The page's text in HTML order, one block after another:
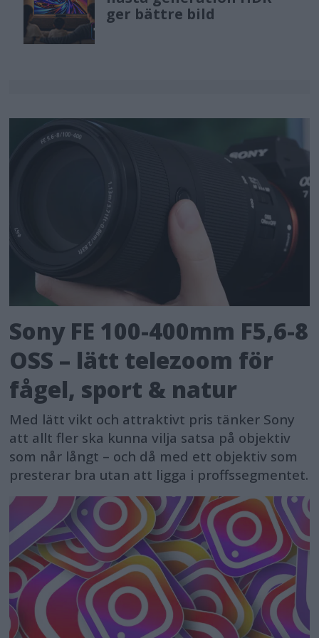
ger bättre bild
Sony FE 100-400mm F5,6-8
OSS – lätt telezoom för
fågel, sport & natur
Med lätt vikt och attraktivt pris tänker Sony
att allt fler ska kunna vilja satsa på objektiv
som når långt – och då med ett objektiv som
presterar bra utan att ligga i proffssegmentet.